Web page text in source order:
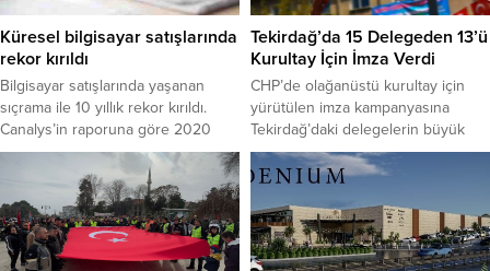
bakıma alınan corona virüs
hastalarında, daha sonra ortaya
çıkan rahatsızlıkları içeriyor. Bu
kişiler, çok uzun...
“Yurt içinde de döviz, altını
bulunanları, bunların resmi deftere
kaydedilmesi durumunda yine
vergi aranmayacaktır. Süresini de
30 Haziran 2020’ye kadar...
Küresel bilgisayar satışlarında
rekor kırıldı
Bilgisayar satışlarında yaşanan
sıçrama ile 10 yıllık rekor kırıldı.
Canalys’in raporuna göre 2020
yılının üçüncü çeyreğinde kişisel
bilgisayar satışları, bir önceki yılın
aynı dönemine kıyasla %13 artarak
79,2 milyon adet olarak gerçekleşti.
Bu sayı, 2010 yılından itibaren
herhangi bir üçüncü çeyrekte
Tekirdağ’da 15 Delegeden 13’ü
Kurultay İçin İmza Verdi
CHP’de olağanüstü kurultay için
yürütülen imza kampanyasına
Tekirdağ’daki delegelerin büyük
çoğunluğu destek verdi.
Cumhuriyet Halk Partisi’nde (CHP)
kapsamında yürütülen imza
kampanyasında, Tekirdağ’ın 15
kurultay delegesinden 13’ünün